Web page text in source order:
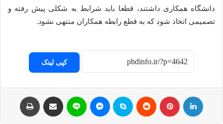
دانشگاه همکاری داشتند، قطعا باید شرایط به شکلی پیش رفته و
تصمیمی اتخاذ شود که به قطع رابطه همکاران منتهی نشود.
کپی لینک